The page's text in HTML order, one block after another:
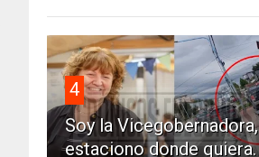
4
Soy la Vicegobernadora,
estaciono donde quiera.